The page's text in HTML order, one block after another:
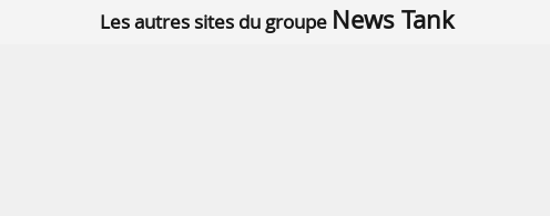
Les autres sites du groupe News Tank